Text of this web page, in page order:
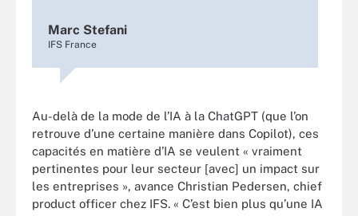
Marc Stefani
IFS France
Au-delà de la mode de l’IA à la ChatGPT (que l’on
retrouve d’une certaine manière dans Copilot), ces
capacités en matière d’IA se veulent « vraiment
pertinentes pour leur secteur [avec] un impact sur
les entreprises », avance Christian Pedersen, chief
product officer chez IFS. « C’est bien plus qu’une IA